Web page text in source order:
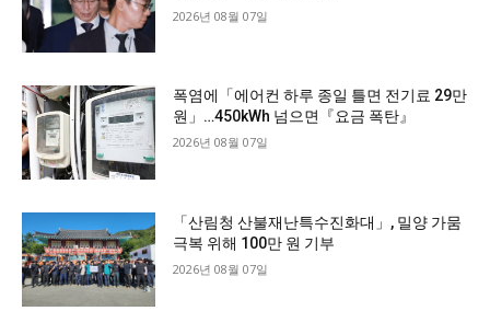
2026년 08월 07일
폭염에「에어컨 하루 종일 틀면 전기료 29만
원」…450kWh 넘으면『요금 폭탄』
2026년 08월 07일
「산림청 산불재난특수진화대」, 밀양 가뭄
극복 위해 100만 원 기부
2026년 08월 07일